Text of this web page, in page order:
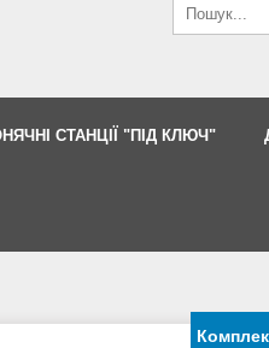
СТАНЦІЇ "ПІД КЛЮЧ"